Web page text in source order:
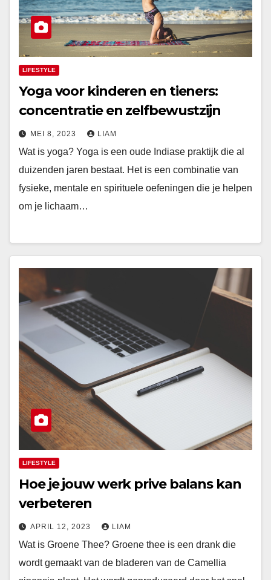
LIFESTYLE
Yoga voor kinderen en tieners:
concentratie en zelfbewustzijn
MEI 8, 2023 LIAM
Wat is yoga? Yoga is een oude Indiase praktijk die al
duizenden jaren bestaat. Het is een combinatie van
fysieke, mentale en spirituele oefeningen die je helpen
om je lichaam…
LIFESTYLE
Hoe je jouw werk prive balans kan
verbeteren
APRIL 12, 2023 LIAM
Wat is Groene Thee? Groene thee is een drank die
wordt gemaakt van de bladeren van de Camellia